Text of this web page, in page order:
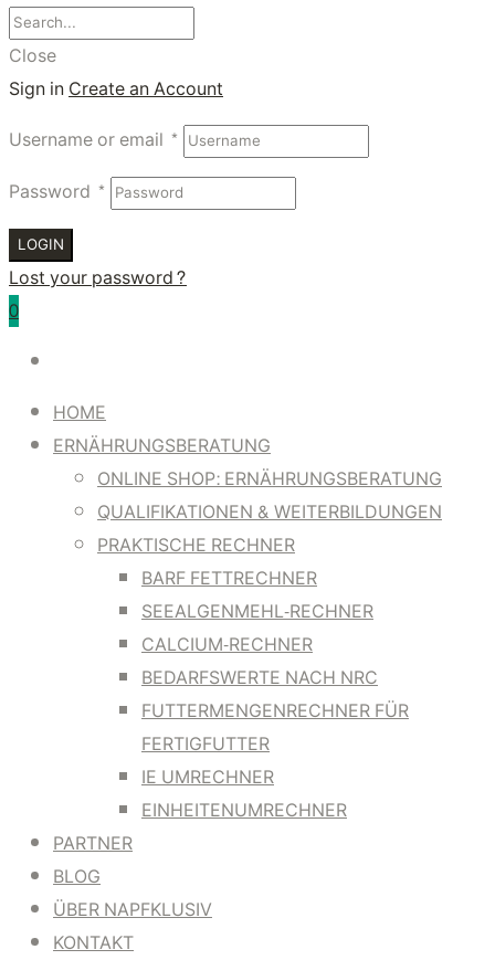
Close
Sign inCreate an Account
Username or email *
Password *
LOGIN
Lost your password?
0
HOME
ERNÄHRUNGSBERATUNG
ONLINE SHOP: ERNÄHRUNGSBERATUNG
QUALIFIKATIONEN & WEITERBILDUNGEN
PRAKTISCHE RECHNER
BARF FETTRECHNER
SEEALGENMEHL-RECHNER
CALCIUM-RECHNER
BEDARFSWERTE NACH NRC
FUTTERMENGENRECHNER FÜR
FERTIGFUTTER
IE UMRECHNER
EINHEITENUMRECHNER
PARTNER
BLOG
ÜBER NAPFKLUSIV
KONTAKT